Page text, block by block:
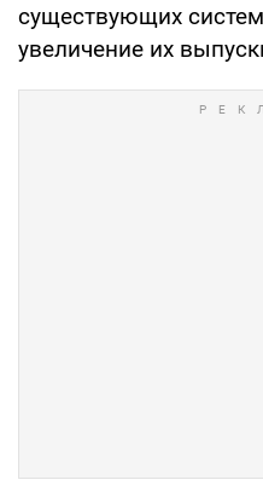
существующих
увеличение их